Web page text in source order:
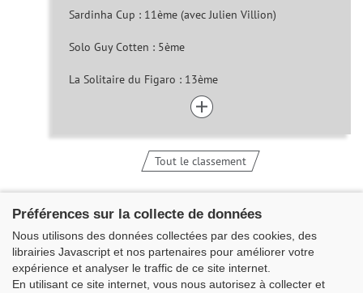
Sardinha Cup : 11ème (avec Julien Villion)
Solo Guy Cotten : 5ème
La Solitaire du Figaro : 13ème
Tout le classement
Préférences sur la collecte de données
Nous utilisons des données collectées par des cookies, des
librairies Javascript et nos partenaires pour améliorer votre
expérience et analyser le traffic de ce site internet.
En utilisant ce site internet, vous nous autorisez à collecter et